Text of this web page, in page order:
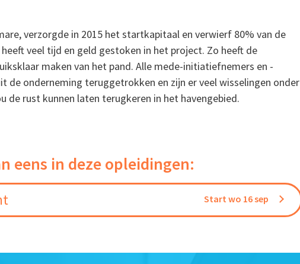
verzorgde in 2015 het startkapitaal en verwierf 80% van de
veel tijd en geld gestoken in het project. Zo heeft de
maken van het pand. Alle mede-initiatiefnemers en -
de onderneming teruggetrokken en zijn er veel wisselingen onder
de rust kunnen laten terugkeren in het havengebied.
eens in deze opleidingen:
Start wo 16 sep